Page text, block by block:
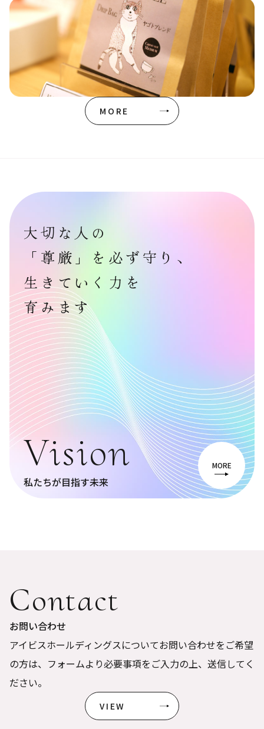
MORE
大切な人の
「尊厳」を必ず守り、
生きていく力を
育みます
Vision
私たちが目指す未来
MORE
Contact
お問い合わせ
アイビスホールディングスについてお問い合わせをご希望
の方は、フォームより必要事項をご入力の上、送信してく
ださい。
VIEW